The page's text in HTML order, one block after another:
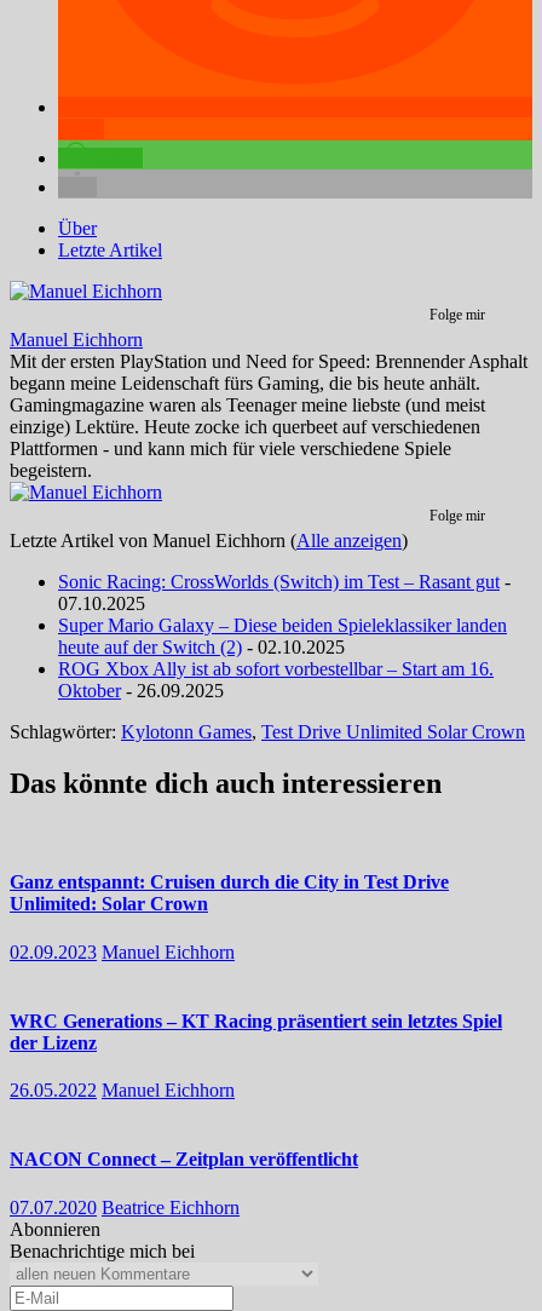
Über
Letzte Artikel
Folge mir
Manuel Eichhorn
Mit der ersten PlayStation und Need for Speed: Brennender Asphalt
begann meine Leidenschaft fürs Gaming, die bis heute anhält.
Gamingmagazine waren als Teenager meine liebste (und meist
einzige) Lektüre. Heute zocke ich querbeet auf verschiedenen
Plattformen - und kann mich für viele verschiedene Spiele
begeistern.
Folge mir
Letzte Artikel von Manuel Eichhorn (Alle anzeigen)
Sonic Racing: CrossWorlds (Switch) im Test – Rasant gut -
07.10.2025
Super Mario Galaxy – Diese beiden Spieleklassiker landen
heute auf der Switch (2) - 02.10.2025
ROG Xbox Ally ist ab sofort vorbestellbar – Start am 16.
Oktober- 26.09.2025
Schlagwörter: Kylotonn Games, Test Drive Unlimited Solar Crown
Das könnte dich auch interessieren
Ganz entspannt: Cruisen durch die City in Test Drive
Unlimited: Solar Crown
02.09.2023 Manuel Eichhorn
WRC Generations – KT Racing präsentiert sein letztes Spiel
der Lizenz
26.05.2022 Manuel Eichhorn
NACON Connect – Zeitplan veröffentlicht
07.07.2020 Beatrice Eichhorn
Abonnieren
Benachrichtige mich bei